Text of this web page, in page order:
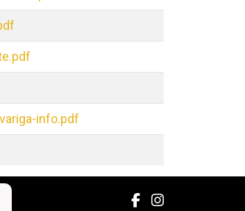
info.pdf